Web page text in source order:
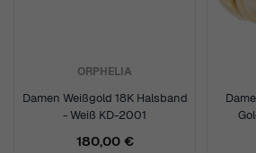
ORPHELIA
Damen Weißgold 18K Halsband
- Weiß KD-2001
180,00 €